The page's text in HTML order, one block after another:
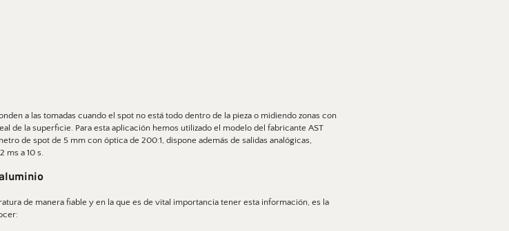
a las tomadas cuando el spot no está todo dentro de la pieza o midiendo zonas con
de la superficie. Para esta aplicación hemos utilizado el modelo del fabricante AST
de spot de 5 mm con óptica de 200:1, dispone además de salidas analógicas,
ms a 10 s.